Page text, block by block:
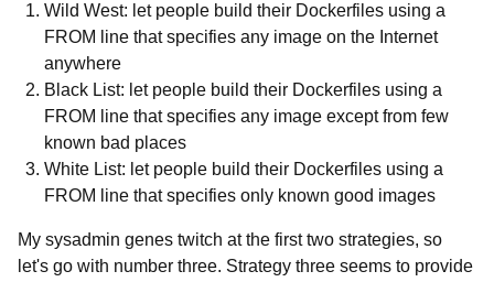
Wild West: let people build their Dockerfiles using a
FROM line that specifies any image on the Internet
anywhere
Black List: let people build their Dockerfiles using a
FROM line that specifies any image except from few
known bad places
White List: let people build their Dockerfiles using a
FROM line that specifies only known good images
My sysadmin genes twitch at the first two strategies, so
let's go with number three. Strategy three seems to provide